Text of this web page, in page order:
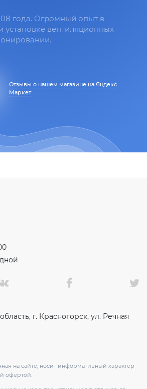
года. Огромный опыт в
установке вентиляционных
Отзывы о нашем магазине на Яндекс
Маркет
г. Красногорск, ул. Речная
на сайте, носит информативный характер
офертой.